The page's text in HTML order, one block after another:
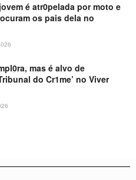
é atr0pelada por moto e
os pais dela no
mas é alvo de
do Cr1me’ no Viver